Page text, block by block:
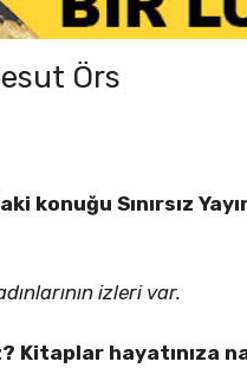
Örs
Sınırsız
izleri var.
Kitaplar hayatınıza